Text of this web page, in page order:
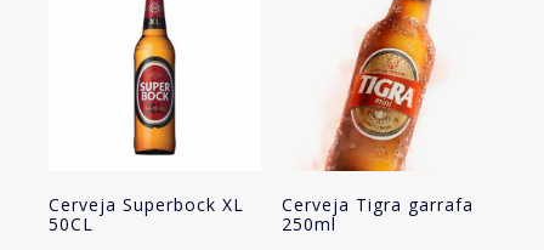
Cerveja Superbock XL
50CL
Cerveja Tigra garrafa
250ml